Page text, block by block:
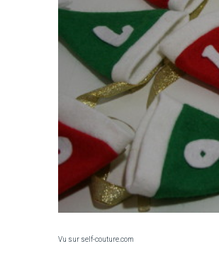
Vu sur self-couture.com